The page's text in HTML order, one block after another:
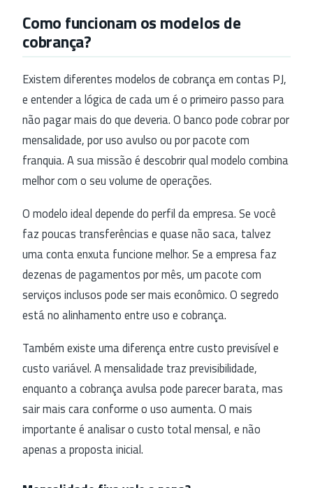
Como funcionam os modelos de
cobrança?
Existem diferentes modelos de cobrança em contas PJ,
e entender a lógica de cada um é o primeiro passo para
não pagar mais do que deveria. O banco pode cobrar por
mensalidade, por uso avulso ou por pacote com
franquia. A sua missão é descobrir qual modelo combina
melhor com o seu volume de operações.
O modelo ideal depende do perfil da empresa. Se você
faz poucas transferências e quase não saca, talvez
uma conta enxuta funcione melhor. Se a empresa faz
dezenas de pagamentos por mês, um pacote com
serviços inclusos pode ser mais econômico. O segredo
está no alinhamento entre uso e cobrança.
Também existe uma diferença entre custo previsível e
custo variável. A mensalidade traz previsibilidade,
enquanto a cobrança avulsa pode parecer barata, mas
sair mais cara conforme o uso aumenta. O mais
importante é analisar o custo total mensal, e não
apenas a proposta inicial.